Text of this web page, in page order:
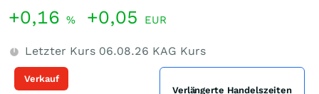
+0,16 % +0,05 EUR
Letzter Kurs 06.08.26 KAG Kurs
Verkauf
Verlängerte Handelszeiten